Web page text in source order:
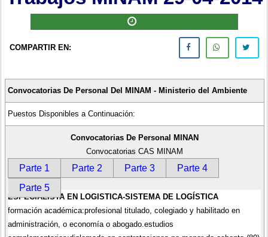
COMPARTIR EN:
Convocatorias De Personal Del MINAM - Ministerio del Ambiente
Puestos Disponibles a Continuación:
Convocatorias De Personal MINAN
Convocatorias CAS MINAM
Parte 1 Parte 2 Parte 3
Parte 4
Parte 5
ESPECIALISTA EN LOGISTICA-SISTEMA DE LOGÍSTICA
formación académica:profesional titulado, colegiado y habilitado en
administración, o economía o abogado.estudios